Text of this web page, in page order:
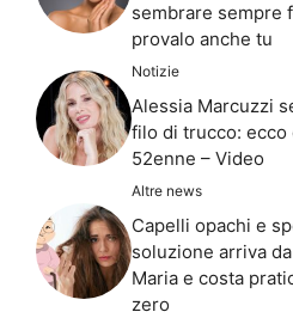
sembrare sempre
provalo anche tu
Notizie
Alessia Marcuzzi
filo di trucco: ecco
52enne – Video
Altre news
Capelli opachi e
soluzione arriva
Maria e costa
zero